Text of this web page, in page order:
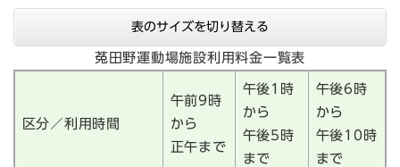
表のサイズを切り替える
菟田野運動場施設利用料金一覧表
区分／利用時間
午前9時
から
正午まで
午後1時
から
午後5時
まで
午後6時
から
午後10時
まで